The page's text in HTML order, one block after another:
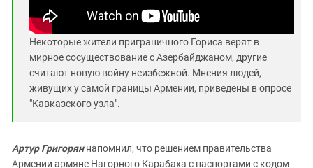
Некоторые жители приграничного Гориса верят в
мирное сосуществование с Азербайджаном, другие
считают новую войну неизбежной. Мнения людей,
живущих у самой границы Армении, приведены в опросе
"Кавказского узла".
Артур Григорян напомнил, что решением правительства
Армении армяне Нагорного Карабаха с паспортами с кодом